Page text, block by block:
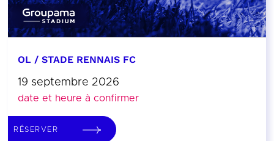
OL / STADE RENNAIS FC
19 septembre 2026
date et heure à confirmer
RÉSERVER